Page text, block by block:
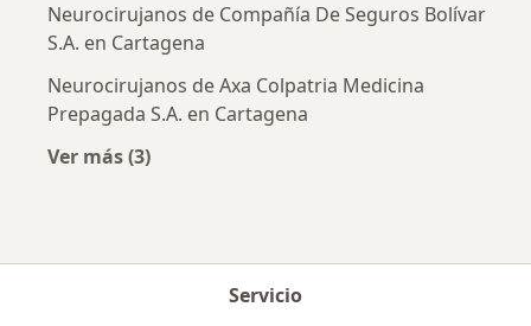
Neurocirujanos de Compañía De Seguros Bolívar
S.A. en Cartagena
Neurocirujanos de Axa Colpatria Medicina
Prepagada S.A. en Cartagena
Ver más (3)
Servicio